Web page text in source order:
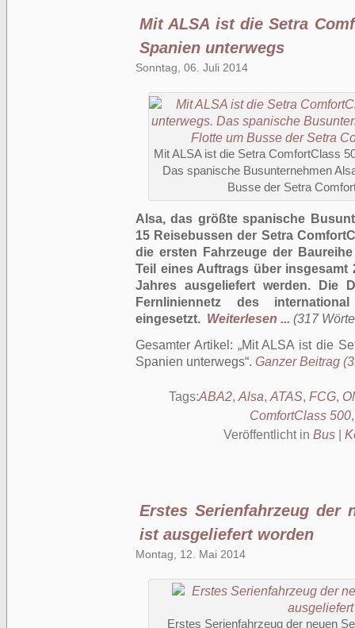
Mit ALSA ist die Setra
Spanien unterwegs
Sonntag, 06. Juli 2014
Mit ALSA ist die Setra ComfortClass
Das spanische Busunternehmen
Busse der Setra
Alsa, das größte spanische
15 Reisebussen der Setra
die ersten Fahrzeuge der
Teil eines Auftrags über
Jahres ausgeliefert werden. Die
Fernliniennetz des
eingesetzt. Weiterlesen ... (317
Gesamter Artikel:
Mit ALSA ist die
Spanien unterwegs . Ganzer Beitrag
Tags:ABA2, Alsa, ATAS, FCG,
ComfortClass 500
Veröffentlicht in Bus|
Erstes Serienfahrzeug der
ist ausgeliefert worden
Montag, 12. Mai 2014
Erstes Serienfahrzeug der neuen